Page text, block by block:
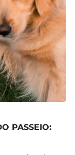
PASSEIO: